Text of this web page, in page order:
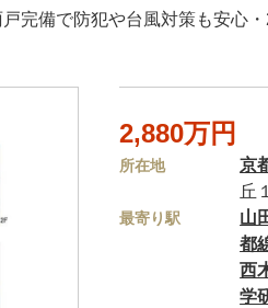
完備で防犯や台風対策も安心
2,880万円
所在地 京
丘
最寄り駅 山
都
西
学